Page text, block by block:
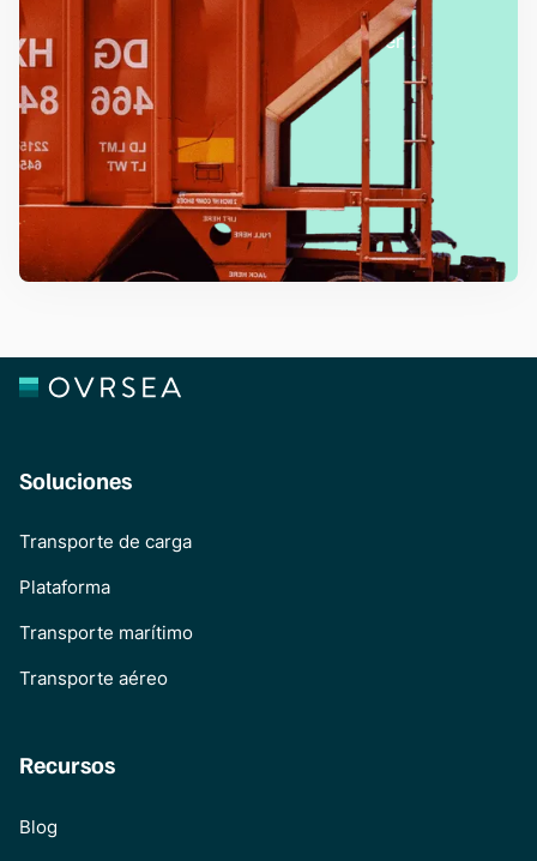
complicaciones con nuestras soluciones
innovadoras y nuestro equipo de asistencia
especializado.
Solicite una demo
Soluciones
Transporte de carga
Plataforma
Transporte marítimo
Transporte aéreo
Recursos
Blog